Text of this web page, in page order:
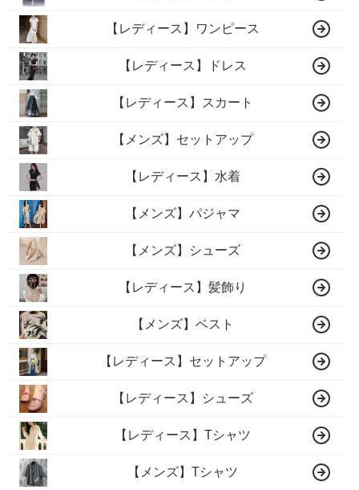
【レディース】ワンピース
【レディース】ドレス
【レディース】スカート
【メンズ】セットアップ
【レディース】水着
【メンズ】パジャマ
【メンズ】シューズ
【レディース】髪飾り
【メンズ】ベスト
【レディース】セットアップ
【レディース】シューズ
【レディース】Tシャツ
【メンズ】Tシャツ